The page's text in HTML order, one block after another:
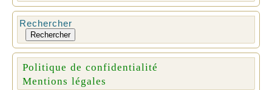
Rechercher
Rechercher
Politique de confidentialité
Mentions légales